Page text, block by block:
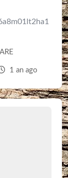
1 an ago